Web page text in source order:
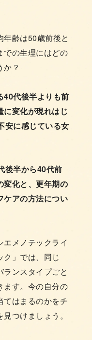
年齢は50歳前後と
での生理にはどの
か？
40代後半よりも前
に変化が現れはじ
安に感じている女
後半から40代前
変化と、更年期の
ケアの方法につい
エメノテックライ
ク」では、同じ
ランスタイプごと
ます。今の自分の
てはまるのかをチ
つけましょう。